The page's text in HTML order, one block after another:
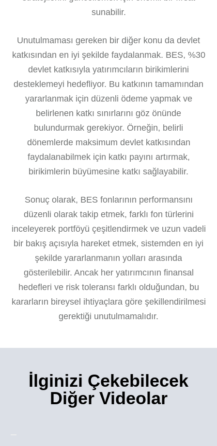
sunabilir.
Unutulmaması gereken bir diğer konu da devlet
katkısından en iyi şekilde faydalanmak. BES, %30
devlet katkısıyla yatırımcıların birikimlerini
desteklemeyi hedefliyor. Bu katkının tamamından
yararlanmak için düzenli ödeme yapmak ve
belirlenen katkı sınırlarını göz önünde
bulundurmak gerekiyor. Örneğin, belirli
dönemlerde maksimum devlet katkısından
faydalanabilmek için katkı payını artırmak,
birikimlerin büyümesine katkı sağlayabilir.
Sonuç olarak, BES fonlarının performansını
düzenli olarak takip etmek, farklı fon türlerini
inceleyerek portföyü çeşitlendirmek ve uzun vadeli
bir bakış açısıyla hareket etmek, sistemden en iyi
şekilde yararlanmanın yolları arasında
gösterilebilir. Ancak her yatırımcının finansal
hedefleri ve risk toleransı farklı olduğundan, bu
kararların bireysel ihtiyaçlara göre şekillendirilmesi
gerektiği unutulmamalıdır.
İlginizi Çekebilecek
Diğer Videolar